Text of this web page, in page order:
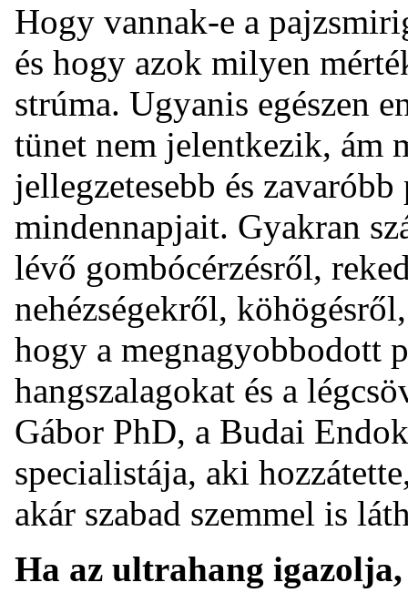
Hogy vannak-e a
és hogy azok milyen
strúma. Ugyanis egészen
tünet nem jelentkezik, ám
jellegzetesebb és
mindennapjait. Gyakran
lévő gombócérzésről,
nehézségekről,
hogy a megnagyobbodott
hangszalagokat és a
Gábor PhD, a Budai
specialistája, aki
akár szabad szemmel is
Ha az ultrahang igazolja,